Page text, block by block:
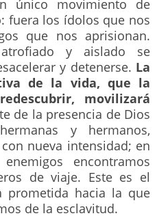
único movimiento de
fuera los ídolos que nos
que nos aprisionan.
y aislado se
y detenerse. La
de la vida, que la
movilizará
de la presencia de Dios
y hermanos,
nueva intensidad; en
encontramos
de viaje. Este es el
prometida hacia la que
de la esclavitud.